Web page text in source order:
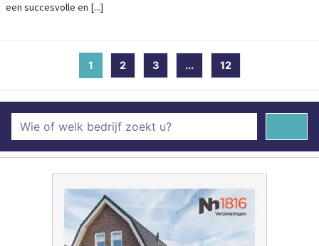
een succesvolle en [...]
1 (current)
2 3 ... 12